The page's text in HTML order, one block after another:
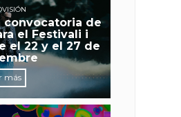
convocatoria de
el Festivali i
el 22 y el 27 de
más